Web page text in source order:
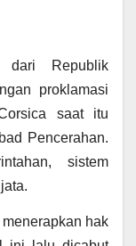
dari Republik
proklamasi
saat itu
Pencerahan.
sistem
hak